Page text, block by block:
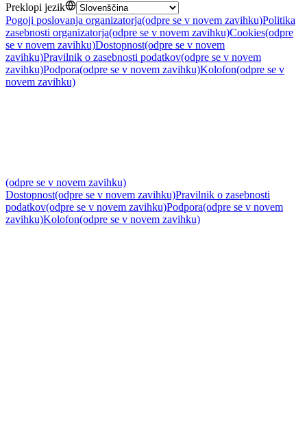
Preklopi jezik
Pogoji poslovanja organizatorja(odpre se v novem zavihku)Politika
zasebnosti organizatorja(odpre se v novem zavihku)Cookies(odpre
se v novem zavihku)Dostopnost(odpre se v novem
zavihku)Pravilnik o zasebnosti podatkov(odpre se v novem
zavihku)Podpora(odpre se v novem zavihku)Kolofon(odpre se v
novem zavihku)
(odpre se v novem zavihku)
Dostopnost(odpre se v novem zavihku)Pravilnik o zasebnosti
podatkov(odpre se v novem zavihku)Podpora(odpre se v novem
zavihku)Kolofon(odpre se v novem zavihku)